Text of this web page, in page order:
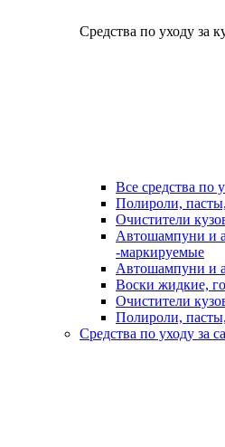
Средства по уходу за
Все средства по
Полироли,
Очистители
Автошампуни и
-маркируемые
Автошампуни и
Воски жидкие,
Очистители
Полироли,
Средства по уходу за